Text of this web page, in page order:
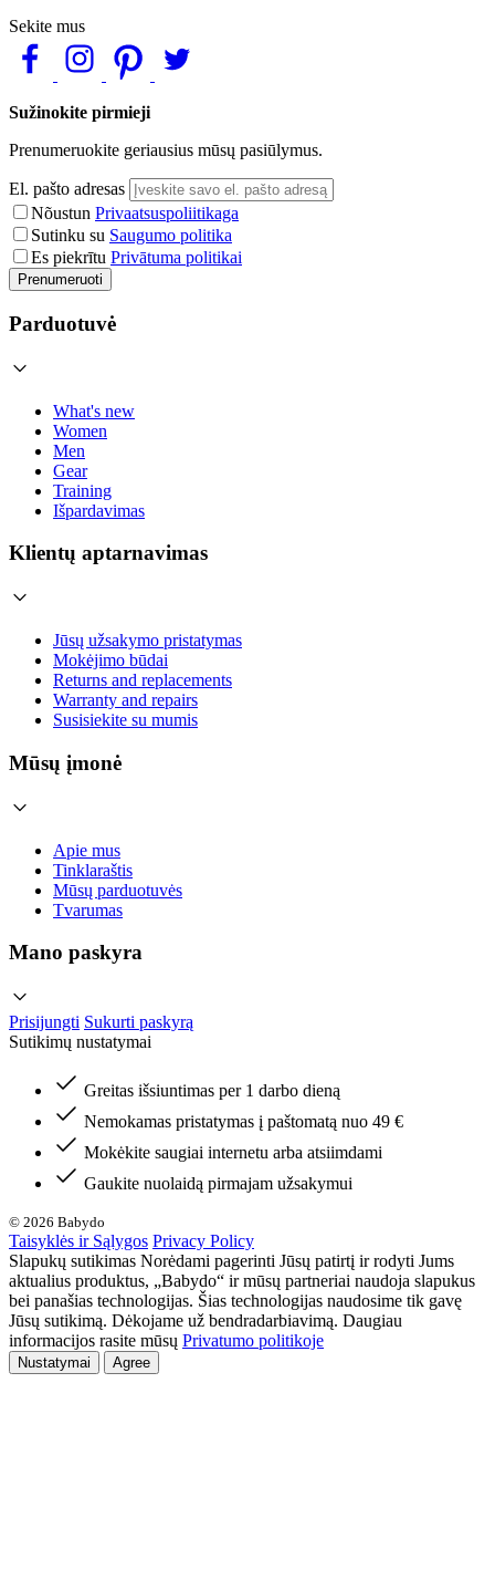
Sekite mus
Sužinokite pirmieji
Prenumeruokite geriausius mūsų pasiūlymus.
El. pašto adresas
Nõustun Privaatsuspoliitikaga
Sutinku su Saugumo politika
Es piekrītu Privātuma politikai
Prenumeruoti
Parduotuvė
What's new
Women
Men
Gear
Training
Išpardavimas
Klientų aptarnavimas
Jūsų užsakymo pristatymas
Mokėjimo būdai
Returns and replacements
Warranty and repairs
Susisiekite su mumis
Mūsų įmonė
Apie mus
Tinklaraštis
Mūsų parduotuvės
Tvarumas
Mano paskyra
Prisijungti Sukurti paskyrą
Sutikimų nustatymai
Greitas išsiuntimas per 1 darbo dieną
Nemokamas pristatymas į paštomatą nuo 49 €
Mokėkite saugiai internetu arba atsiimdami
Gaukite nuolaidą pirmajam užsakymui
© 2026 Babydo
Taisyklės ir Sąlygos Privacy Policy
Slapukų sutikimas Norėdami pagerinti Jūsų patirtį ir rodyti Jums
aktualius produktus, „Babydo“ ir mūsų partneriai naudoja slapukus
bei panašias technologijas. Šias technologijas naudosime tik gavę
Jūsų sutikimą. Dėkojame už bendradarbiavimą. Daugiau
informacijos rasite mūsų Privatumo politikoje
Nustatymai Agree